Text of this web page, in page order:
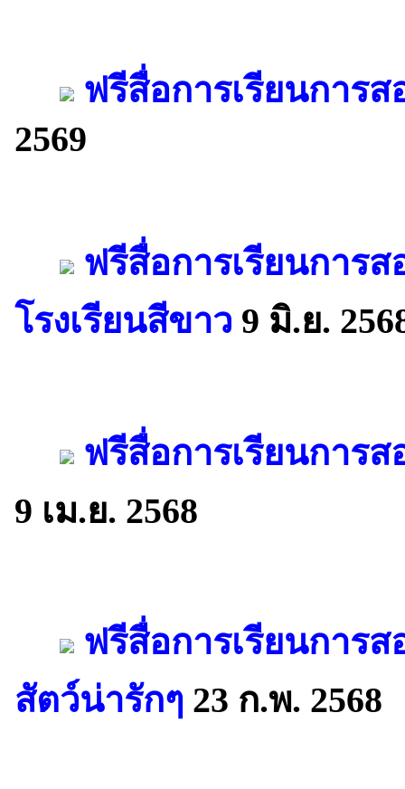
ฟรีสื่อการเรียนการ
2569
ฟรีสื่อการเรียนการ
โรงเรียนสีขาว 9 มิ.ย.
ฟรีสื่อการเรียนการ
9 เม.ย. 2568
ฟรีสื่อการเรียนการ
สัตว์น่ารักๆ 23 ก.พ. 2568